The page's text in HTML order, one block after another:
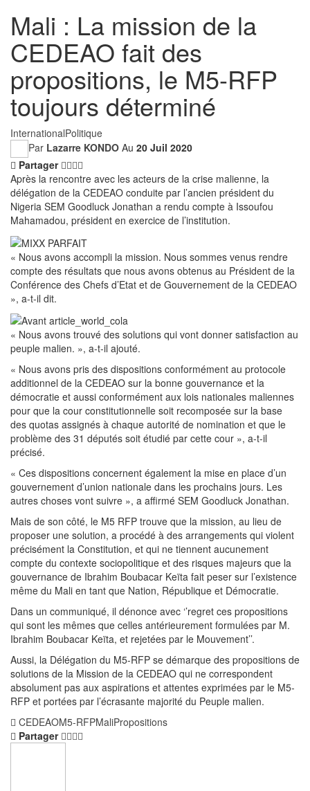
Mali : La mission de la
CEDEAO fait des
propositions, le M5-RFP
toujours déterminé
InternationalPolitique
Par Lazarre KONDO Au 20 Juil 2020
Partager
Après la rencontre avec les acteurs de la crise malienne, la
délégation de la CEDEAO conduite par l’ancien président du
Nigeria SEM Goodluck Jonathan a rendu compte à Issoufou
Mahamadou, président en exercice de l’institution.
« Nous avons accompli la mission. Nous sommes venus rendre
compte des résultats que nous avons obtenus au Président de la
Conférence des Chefs d’Etat et de Gouvernement de la CEDEAO
», a-t-il dit.
« Nous avons trouvé des solutions qui vont donner satisfaction au
peuple malien. », a-t-il ajouté.
« Nous avons pris des dispositions conformément au protocole
additionnel de la CEDEAO sur la bonne gouvernance et la
démocratie et aussi conformément aux lois nationales maliennes
pour que la cour constitutionnelle soit recomposée sur la base
des quotas assignés à chaque autorité de nomination et que le
problème des 31 députés soit étudié par cette cour », a-t-il
précisé.
« Ces dispositions concernent également la mise en place d’un
gouvernement d’union nationale dans les prochains jours. Les
autres choses vont suivre », a affirmé SEM Goodluck Jonathan.
Mais de son côté, le M5 RFP trouve que la mission, au lieu de
proposer une solution, a procédé à des arrangements qui violent
précisément la Constitution, et qui ne tiennent aucunement
compte du contexte sociopolitique et des risques majeurs que la
gouvernance de Ibrahim Boubacar Keïta fait peser sur l’existence
même du Mali en tant que Nation, République et Démocratie.
Dans un communiqué, il dénonce avec ‘’regret ces propositions
qui sont les mêmes que celles antérieurement formulées par M.
Ibrahim Boubacar Keïta, et rejetées par le Mouvement’’.
Aussi, la Délégation du M5-RFP se démarque des propositions de
solutions de la Mission de la CEDEAO qui ne correspondent
absolument pas aux aspirations et attentes exprimées par le M5-
RFP et portées par l’écrasante majorité du Peuple malien.
CEDEAOM5-RFPMaliPropositions
Partager